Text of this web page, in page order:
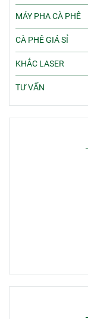
MÁY PHA CÀ PHÊ
CÀ PHÊ GIÁ SỈ
KHẮC LASER
TƯ VẤN